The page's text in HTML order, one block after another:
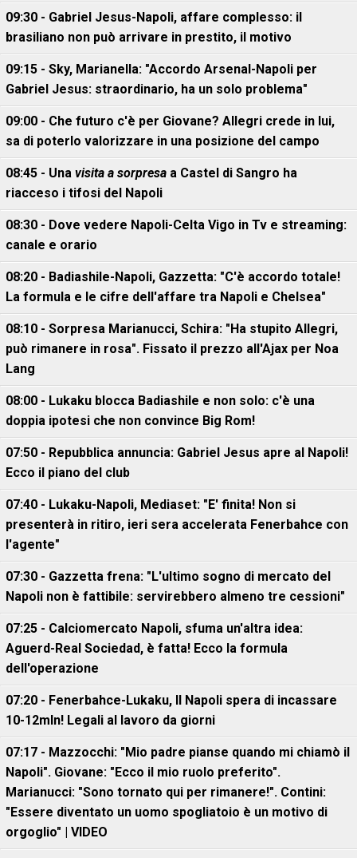
09:30 - Gabriel Jesus-Napoli, affare complesso: il
brasiliano non può arrivare in prestito, il motivo
09:15 - Sky, Marianella: "Accordo Arsenal-Napoli per
Gabriel Jesus: straordinario, ha un solo problema"
09:00 - Che futuro c'è per Giovane? Allegri crede in lui,
sa di poterlo valorizzare in una posizione del campo
08:45 - Una visita a sorpresa a Castel di Sangro ha
riacceso i tifosi del Napoli
08:30 - Dove vedere Napoli-Celta Vigo in Tv e streaming:
canale e orario
08:20 - Badiashile-Napoli, Gazzetta: "C'è accordo totale!
La formula e le cifre dell'affare tra Napoli e Chelsea"
08:10 - Sorpresa Marianucci, Schira: "Ha stupito Allegri,
può rimanere in rosa". Fissato il prezzo all'Ajax per Noa
Lang
08:00 - Lukaku blocca Badiashile e non solo: c'è una
doppia ipotesi che non convince Big Rom!
07:50 - Repubblica annuncia: Gabriel Jesus apre al Napoli!
Ecco il piano del club
07:40 - Lukaku-Napoli, Mediaset: "E' finita! Non si
presenterà in ritiro, ieri sera accelerata Fenerbahce con
l'agente"
07:30 - Gazzetta frena: "L'ultimo sogno di mercato del
Napoli non è fattibile: servirebbero almeno tre cessioni"
07:25 - Calciomercato Napoli, sfuma un'altra idea:
Aguerd-Real Sociedad, è fatta! Ecco la formula
dell'operazione
07:20 - Fenerbahce-Lukaku, ll Napoli spera di incassare
10-12mln! Legali al lavoro da giorni
07:17 - Mazzocchi: "Mio padre pianse quando mi chiamò il
Napoli". Giovane: "Ecco il mio ruolo preferito".
Marianucci: "Sono tornato qui per rimanere!". Contini:
"Essere diventato un uomo spogliatoio è un motivo di
orgoglio" | VIDEO